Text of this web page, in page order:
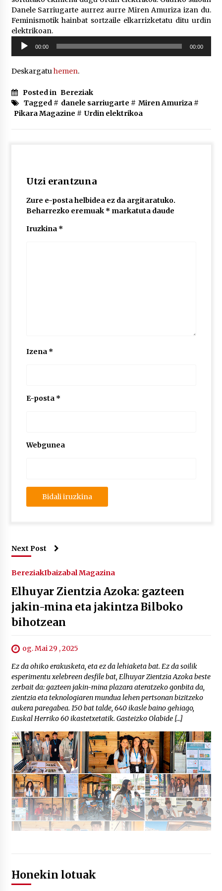
2026/07/09
Larunbatean Plentziako Itsas Martxa ospatuko
2026/07/07
LIBURUEN ERREPUBLIKA TXIKIA: Hiragana akats
2026/07/03
SOINUGELA: Paul McCartney eta Ringo Starr-en
lan berriak
Danele Sarriugarte aurrez aurre Miren Amuriza izan du.
Feminismotik hainbat sortzaile elkarrizketatu ditu urdin
elektrikoan.
Soinu
erreproduzigailua
00:00 00:00
Deskargatuhemen.
Posted in Bereziak
Tagged # danele sarriugarte # Miren Amuriza#
Pikara Magazine # Urdin elektrikoa
Utzi erantzuna
Zure e-posta helbidea ez da argitaratuko.
Beharrezko eremuak * markatuta daude
Iruzkina *
Izena *
E-posta *
Webgunea
Next Post
BereziakIbaizabal Magazina
Elhuyar Zientzia Azoka: gazteen
jakin-mina eta jakintza Bilboko
bihotzean
og. Mai 29 , 2025
Ez da ohiko erakusketa, eta ez da lehiaketa bat. Ez da soilik
esperimentu xelebreen desfile bat, Elhuyar Zientzia Azoka beste
zerbait da: gazteen jakin-mina plazara ateratzeko gonbita da,
zientzia eta teknologiaren mundua lehen pertsonan bizitzeko
aukera paregabea. 150 bat talde, 640 ikasle baino gehiago,
Euskal Herriko 60 ikastetxetatik. Gasteizko Olabide […]
Honekin lotuak